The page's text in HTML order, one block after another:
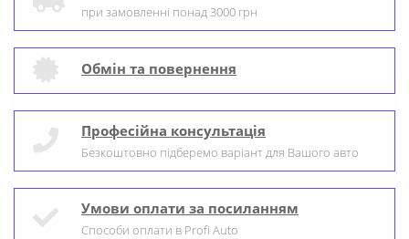
при замовленні понад 3000 грн
Обмін та повернення
Професійна консультація
Безкоштовно підберемо варіант для Вашого авто
Умови оплати за посиланням
Способи оплати в Profi Auto